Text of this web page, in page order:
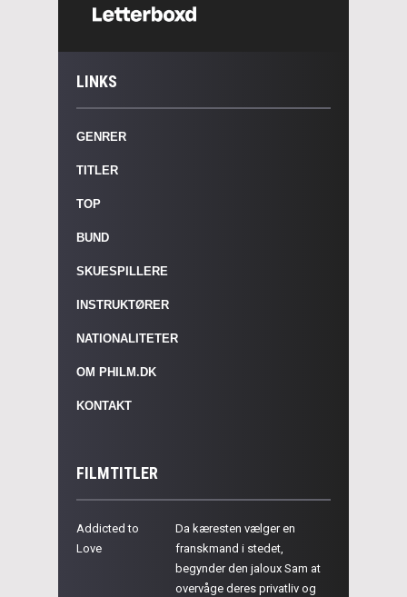
LINKS
GENRER
TITLER
TOP
BUND
SKUESPILLERE
INSTRUKTØRER
NATIONALITETER
OM PHILM.DK
KONTAKT
FILMTITLER
Addicted to
Love
Da kæresten vælger en
franskmand i stedet,
begynder den jaloux Sam at
overvåge deres privatliv og